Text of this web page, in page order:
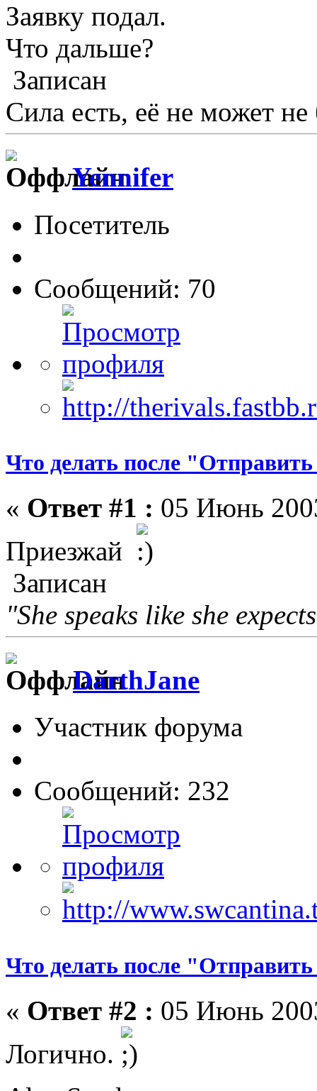
Заявку подал.
Что дальше?
Записан
Сила есть, её не может
Yennifer
Посетитель
Сообщений: 70
Что делать после
« Ответ #1 : 05 Июнь
Приезжай
Записан
"She speaks like she
DarthJane
Участник форума
Сообщений: 232
Что делать после
« Ответ #2 : 05 Июнь
Логично.